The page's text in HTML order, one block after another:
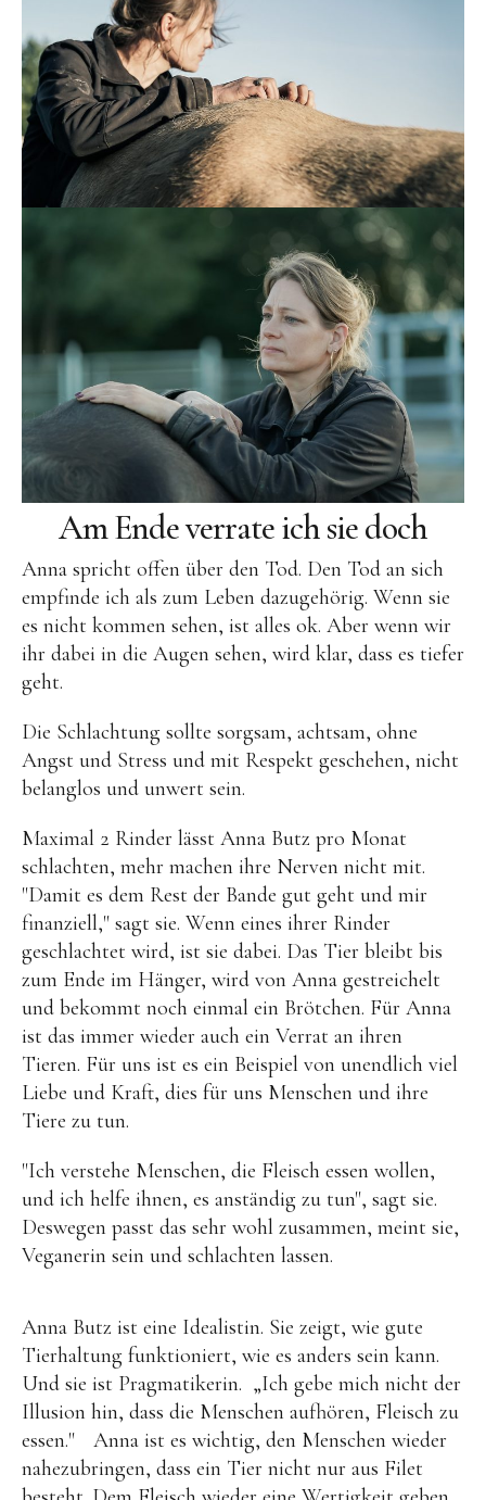
Am Ende verrate ich sie doch
Anna spricht offen über den Tod. Den Tod an sich
empfinde ich als zum Leben dazugehörig. Wenn sie
es nicht kommen sehen, ist alles ok. Aber wenn wir
ihr dabei in die Augen sehen, wird klar, dass es tiefer
geht.
Die Schlachtung sollte sorgsam, achtsam, ohne
Angst und Stress und mit Respekt geschehen, nicht
belanglos und unwert sein.
Maximal 2 Rinder lässt Anna Butz pro Monat
schlachten, mehr machen ihre Nerven nicht mit.
"Damit es dem Rest der Bande gut geht und mir
finanziell," sagt sie. Wenn eines ihrer Rinder
geschlachtet wird, ist sie dabei. Das Tier bleibt bis
zum Ende im Hänger, wird von Anna gestreichelt
und bekommt noch einmal ein Brötchen. Für Anna
ist das immer wieder auch ein Verrat an ihren
Tieren. Für uns ist es ein Beispiel von unendlich viel
Liebe und Kraft, dies für uns Menschen und ihre
Tiere zu tun.
"Ich verstehe Menschen, die Fleisch essen wollen,
und ich helfe ihnen, es anständig zu tun", sagt sie.
Deswegen passt das sehr wohl zusammen, meint sie,
Veganerin sein und schlachten lassen.
Anna Butz ist eine Idealistin. Sie zeigt, wie gute
Tierhaltung funktioniert, wie es anders sein kann.
Und sie ist Pragmatikerin. „Ich gebe mich nicht der
Illusion hin, dass die Menschen aufhören, Fleisch zu
essen." Anna ist es wichtig, den Menschen wieder
nahezubringen, dass ein Tier nicht nur aus Filet